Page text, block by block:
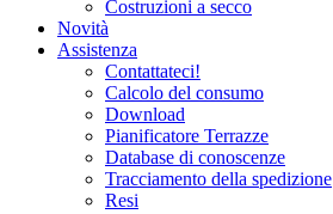
Costruzioni a secco
Novità
Assistenza
Contattateci!
Calcolo del consumo
Download
Pianificatore Terrazze
Database di conoscenze
Tracciamento della spedizione
Resi